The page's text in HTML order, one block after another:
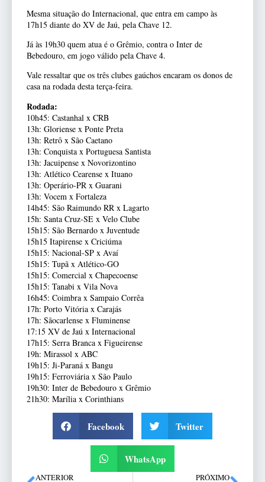
Mesma situação do Internacional, que entra em campo às
17h15 diante do XV de Jaú, pela Chave 12.
Já às 19h30 quem atua é o Grêmio, contra o Inter de
Bebedouro, em jogo válido pela Chave 4.
Vale ressaltar que os três clubes gaúchos encaram os donos de
casa na rodada desta terça-feira.
Rodada:
10h45: Castanhal x CRB
13h: Gloriense x Ponte Preta
13h: Retrô x São Caetano
13h: Conquista x Portuguesa Santista
13h: Jacuipense x Novorizontino
13h: Atlético Cearense x Ituano
13h: Operário-PR x Guarani
13h: Vocem x Fortaleza
14h45: São Raimundo RR x Lagarto
15h: Santa Cruz-SE x Velo Clube
15h15: São Bernardo x Juventude
15h15 Itapirense x Criciúma
15h15: Nacional-SP x Avaí
15h15: Tupã x Atlético-GO
15h15: Comercial x Chapecoense
15h15: Tanabi x Vila Nova
16h45: Coimbra x Sampaio Corrêa
17h: Porto Vitória x Carajás
17h: Sãocarlense x Fluminense
17:15 XV de Jaú x Internacional
17h15: Serra Branca x Figueirense
19h: Mirassol x ABC
19h15: Ji-Paraná x Bangu
19h15: Ferroviária x São Paulo
19h30: Inter de Bebedouro x Grêmio
21h30: Marília x Corinthians
Facebook Twitter
WhatsApp
ANTERIOR PRÓXIMO